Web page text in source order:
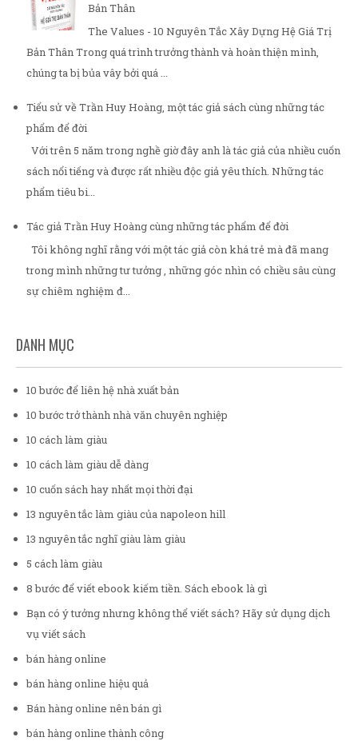
Bản Thân
The Values - 10 Nguyên Tắc Xây Dựng Hệ Giá Trị
Bản Thân Trong quá trình trưởng thành và hoàn thiện mình,
chúng ta bị bủa vây bởi quá ...
Tiểu sử về Trần Huy Hoàng, một tác giả sách cùng những tác
phẩm để đời
Với trên 5 năm trong nghề giờ đây anh là tác giả của nhiều cuốn
sách nổi tiếng và được rất nhiều độc giả yêu thích. Những tác
phẩm tiêu bi...
Tác giả Trần Huy Hoàng cùng những tác phẩm để đời
Tôi không nghĩ rằng với một tác giả còn khá trẻ mà đã mang
trong mình những tư tưởng , những góc nhìn có chiều sâu cùng
sự chiêm nghiệm đ...
DANH MỤC
10 bước để liên hệ nhà xuất bản
10 bước trở thành nhà văn chuyên nghiệp
10 cách làm giàu
10 cách làm giàu dễ dàng
10 cuốn sách hay nhất mọi thời đại
13 nguyên tắc làm giàu của napoleon hill
13 nguyên tắc nghĩ giàu làm giàu
5 cách làm giàu
8 bước để viết ebook kiếm tiền. Sách ebook là gì
Bạn có ý tưởng nhưng không thể viết sách? Hãy sử dụng dịch
vụ viết sách
bán hàng online
bán hàng online hiệu quả
Bán hàng online nên bán gì
bán hàng online thành công